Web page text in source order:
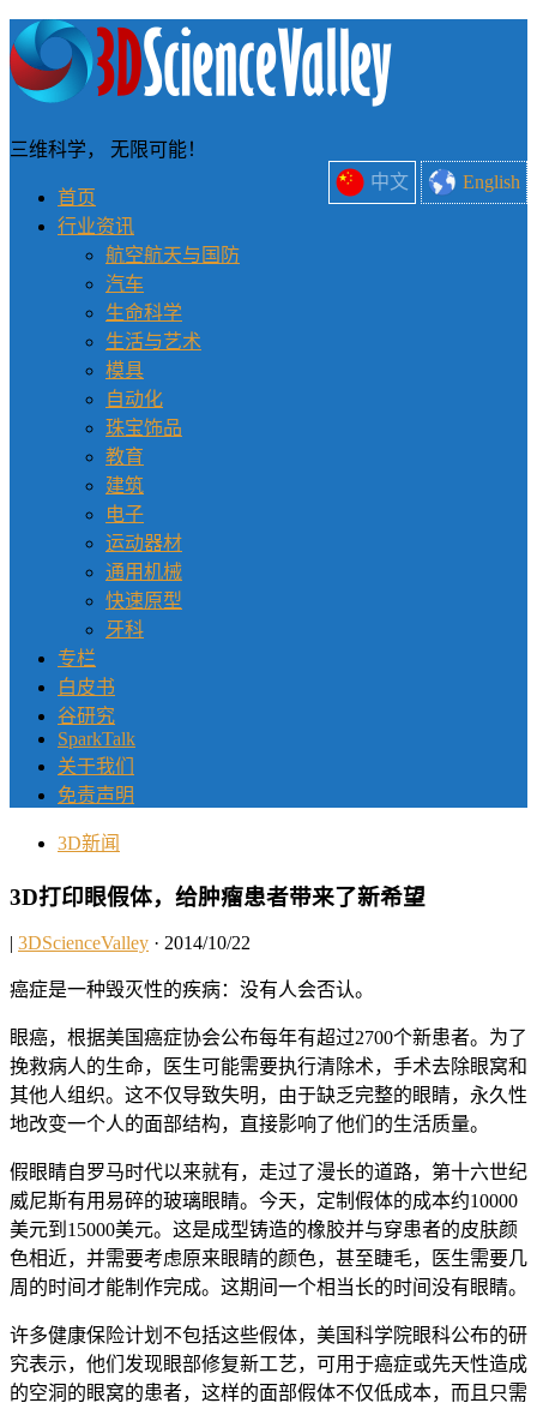
中文 English
三维科学， 无限可能！
首页
行业资讯
航空航天与国防
汽车
生命科学
生活与艺术
模具
自动化
珠宝饰品
教育
建筑
电子
运动器材
通用机械
快速原型
牙科
专栏
白皮书
谷研究
SparkTalk
关于我们
免责声明
3D新闻
3D打印眼假体，给肿瘤患者带来了新希望
| 3DScienceValley · 2014/10/22
癌症是一种毁灭性的疾病：没有人会否认。
眼癌，根据美国癌症协会公布每年有超过2700个新患者。为了
挽救病人的生命，医生可能需要执行清除术，手术去除眼窝和
其他人组织。这不仅导致失明，由于缺乏完整的眼睛，永久性
地改变一个人的面部结构，直接影响了他们的生活质量。
假眼睛自罗马时代以来就有，走过了漫长的道路，第十六世纪
威尼斯有用易碎的玻璃眼睛。今天，定制假体的成本约10000
美元到15000美元。这是成型铸造的橡胶并与穿患者的皮肤颜
色相近，并需要考虑原来眼睛的颜色，甚至睫毛，医生需要几
周的时间才能制作完成。这期间一个相当长的时间没有眼睛。
许多健康保险计划不包括这些假体，美国科学院眼科公布的研
究表示，他们发现眼部修复新工艺，可用于癌症或先天性造成
的空洞的眼窝的患者，这样的面部假体不仅低成本，而且只需